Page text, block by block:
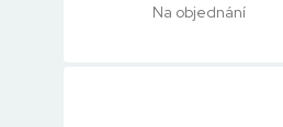
Na objednání